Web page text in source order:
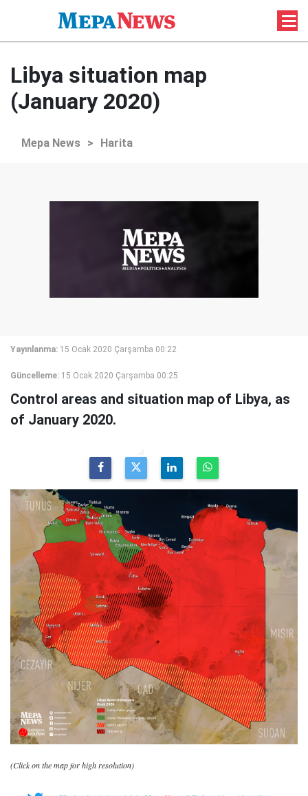
Libya situation map
(January 2020)
Mepa News > Harita
Yayınlanma: 15 Ocak 2020 Çarşamba 00:22
Güncelleme: 15 Ocak 2020 Çarşamba 00:25
Control areas and situation map of Libya, as
of January 2020.
(Click on the map for high resolution)